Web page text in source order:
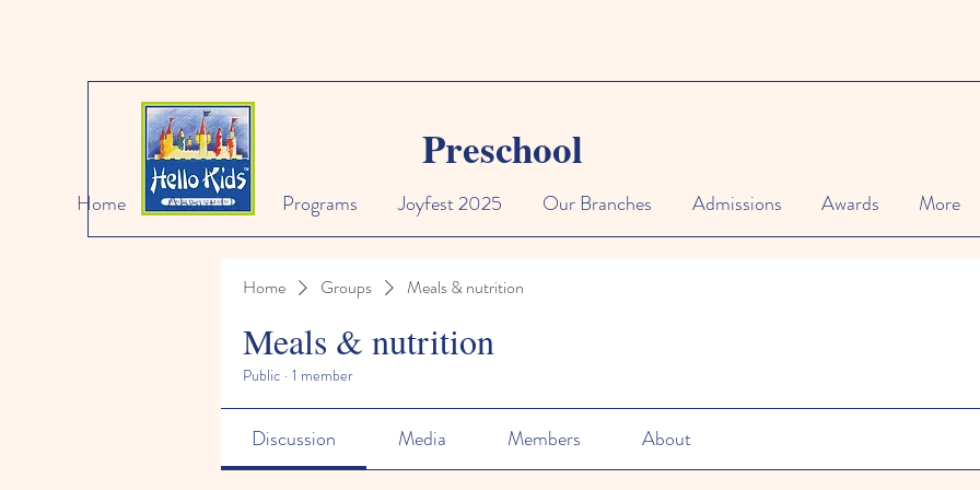
Preschool
Home About Us Programs Joyfest 2025 Our Branches Admissions Awards More
Home Groups Meals & nutrition
Meals & nutrition
Public · 1 member
Discussion Media Members About